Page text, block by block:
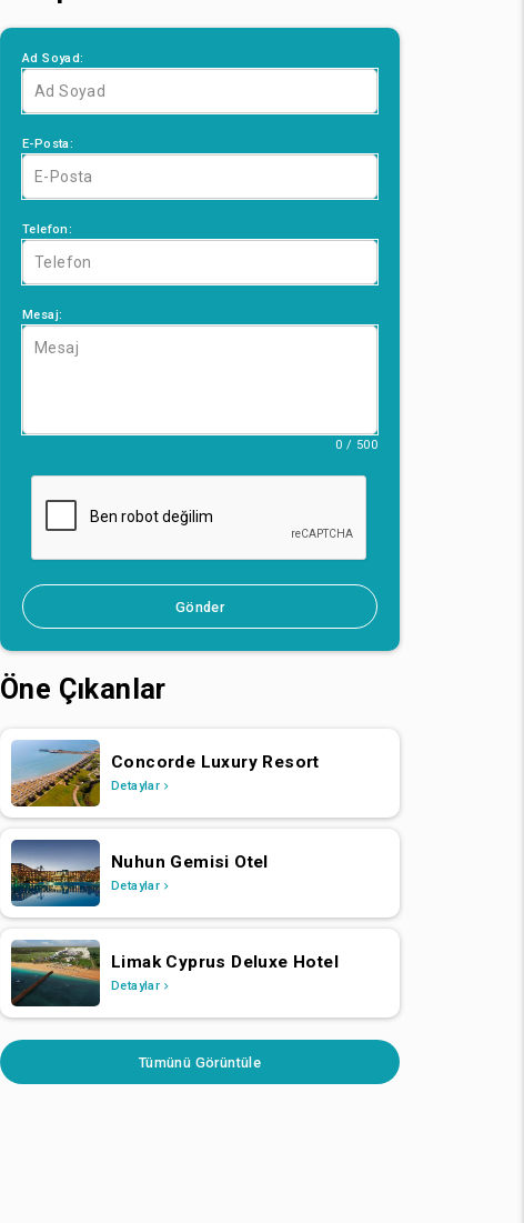
Ad Soyad:
E-Posta:
Telefon:
Mesaj:
0 / 500
Gönder
Öne Çıkanlar
Concorde Luxury Resort
Detaylar
Nuhun Gemisi Otel
Detaylar
Limak Cyprus Deluxe Hotel
Detaylar
Tümünü Görüntüle